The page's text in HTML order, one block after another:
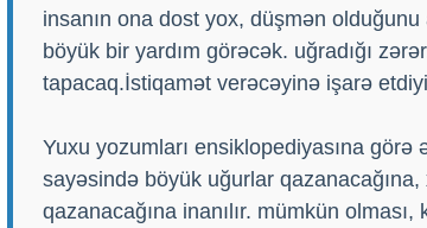
insanın ona dost yox, düşmən
böyük bir yardım görəcək. uğradığı
tapacaq.İstiqamət verəcəyinə işarə
Yuxu yozumları ensiklopediyasına görə
sayəsində böyük uğurlar qazanacağına,
qazanacağına inanılır. mümkün